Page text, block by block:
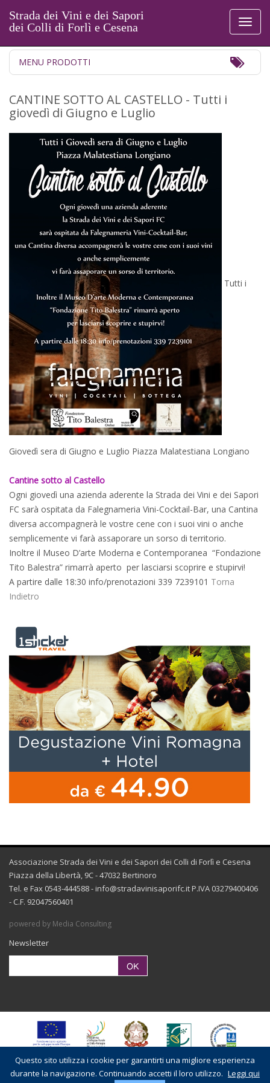
Strada dei Vini e dei Sapori
dei Colli di Forlì e Cesena
MENU PRODOTTI
CANTINE SOTTO AL CASTELLO - Tutti i
giovedì di Giugno e Luglio
Tutti i
Giovedì sera di Giugno e Luglio Piazza Malatestiana Longiano
Cantine sotto al Castello
Ogni giovedì una azienda aderente la Strada dei Vini e dei Sapori
FC sarà ospitata da Falegnameria Vini-Cocktail-Bar, una Cantina
diversa accompagnerà le vostre cene con i suoi vini o anche
semplicemente vi farà assaporare un sorso di territorio.
Inoltre il Museo D’arte Moderna e Contemporanea “Fondazione
Tito Balestra” rimarrà aperto per lasciarsi scoprire e stupirvi!
A partire dalle 18:30 info/prenotazioni 339 7239101 Torna
Indietro
Associazione Strada dei Vini e dei Sapori dei Colli di Forlì e Cesena
Piazza della Libertà, 9C - 47032 Bertinoro
Tel. e Fax 0543-444588 - info@stradavinisaporifc.it P.IVA 03279400406
- C.F. 92047560401
powered by Media Consulting
Newsletter
Questo sito utilizza i cookie per garantirti una migliore esperienza
durante la navigazione. Continuando accetti il loro utilizzo. Leggi qui